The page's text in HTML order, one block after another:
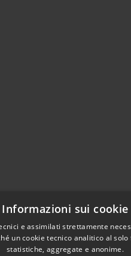
Informazioni sui cookie
e assimilati strettamente
un cookie tecnico analitico al
statistiche, aggregate e anonime.